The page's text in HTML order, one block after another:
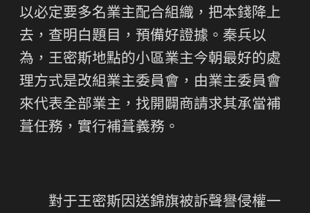
以必定要多名業主配合組織，把本錢降上
去，查明白題目，預備好證據。秦兵以
為，王密斯地點的小區業主今朝最好的處
理方式是改組業主委員會，由業主委員會
來代表全部業主，找開闢商請求其承當補
葺任務，實行補葺義務。
對于王密斯因送錦旗被訴聲譽侵權一